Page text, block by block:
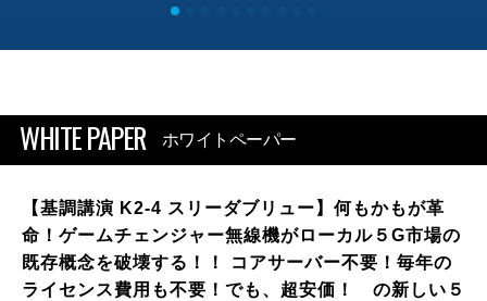
WHITE PAPER ホワイトペーパー
【基調講演 K2-4 スリーダブリュー】何もかもが革
命！ゲームチェンジャー無線機がローカル５G市場の
既存概念を破壊する！！ コアサーバー不要！毎年の
ライセンス費用も不要！でも、超安価！ の新しい５